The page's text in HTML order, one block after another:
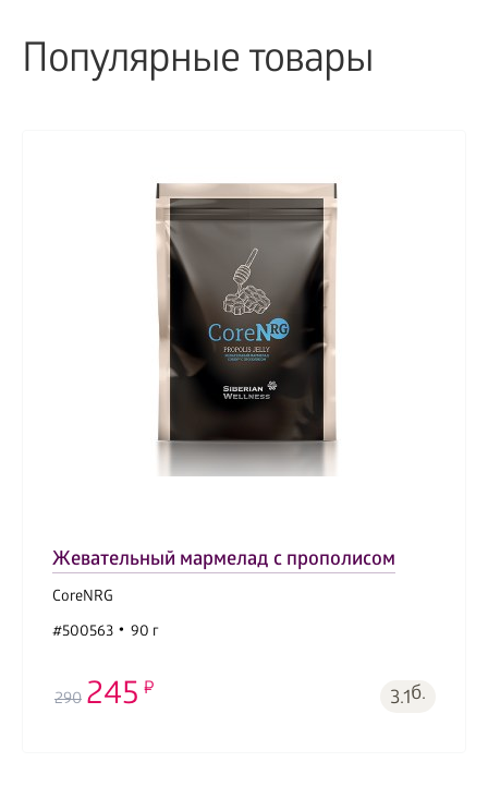
Популярные товары
Жевательный мармелад с прополисом
CoreNRG
#500563
90 г
290 245 3.1б.